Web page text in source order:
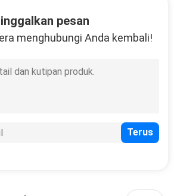
pesan
menghubungi Anda kembali!